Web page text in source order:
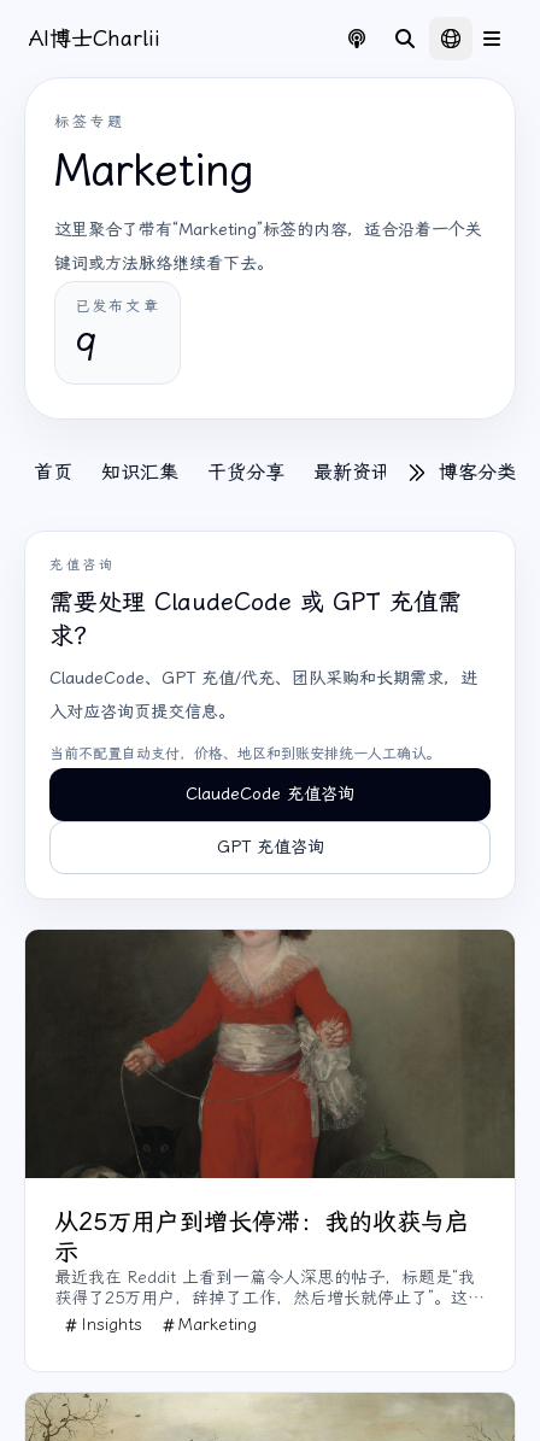
AI博士Charlii
标签专题
Marketing
这里聚合了带有“Marketing”标签的内容，适合沿着一个关
键词或方法脉络继续看下去。
已发布文章
9
首页 知识汇集 干货分享 最新资讯 Tech 出海
博客分类
充值咨询
需要处理 ClaudeCode 或 GPT 充值需
求？
ClaudeCode、GPT 充值/代充、团队采购和长期需求，进
入对应咨询页提交信息。
当前不配置自动支付，价格、地区和到账安排统一人工确认。
ClaudeCode 充值咨询
GPT 充值咨询
从25万用户到增长停滞：我的收获与启
示
最近我在 Reddit 上看到一篇令人深思的帖子，标题是“我
获得了25万用户，辞掉了工作，然后增长就停止了”。这位
作者分享了从侧项目起步到拥有大量用户，并毅然辞职专
注发展的经历，但增长却意外停滞。这篇帖子让我这个AI
Insights Marketing